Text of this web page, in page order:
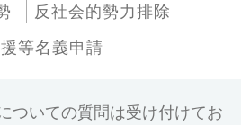
反社会的勢力排除
等名義申請
ついての質問は受け付けてお